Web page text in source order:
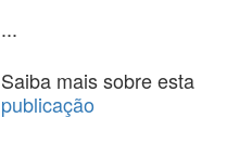
...
Saiba mais sobre esta
publicação